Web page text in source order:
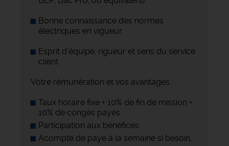
Bonne connaissance des normes
électriques en vigueur
Esprit d’équipe, rigueur et sens du service
client
Votre rémunération et vos avantages :
Taux horaire fixe + 10% de fin de mission +
10% de congés payés
Participation aux bénéfices
Acompte de paye à la semaine si besoin,